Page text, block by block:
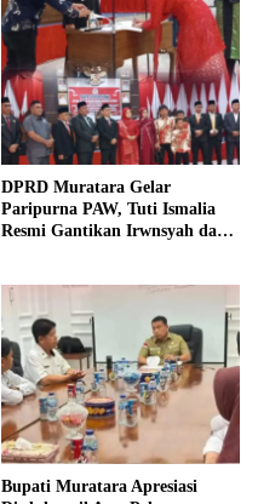
DPRD Muratara Gelar
Paripurna PAW, Tuti Ismalia
Resmi Gantikan Irwnsyah dari
Bupati Muratara Apresiasi